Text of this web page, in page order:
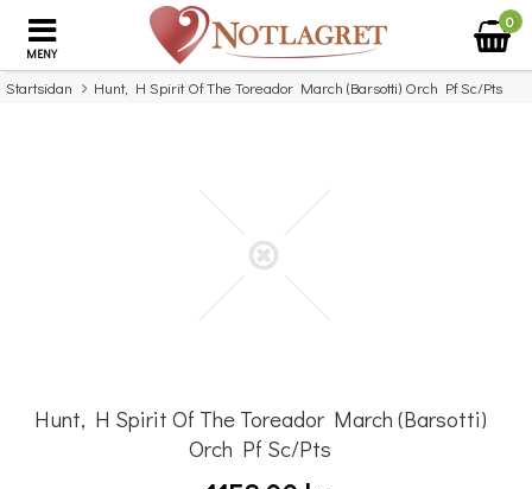
MENY
0
Startsidan Hunt, H Spirit Of The Toreador March (Barsotti) Orch Pf Sc/Pts
Hunt, H Spirit Of The Toreador March (Barsotti)
Orch Pf Sc/Pts